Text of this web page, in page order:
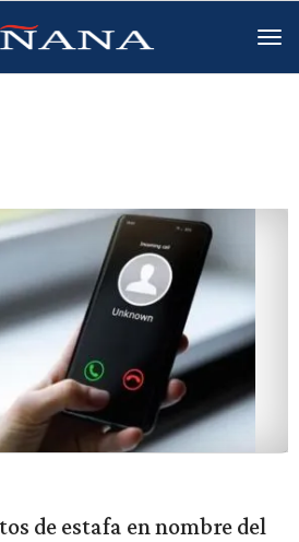
de estafa en nombre del